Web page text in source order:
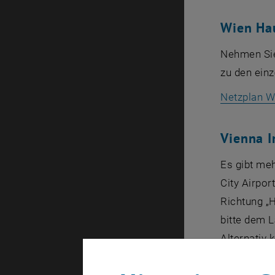
Wien
Nehmen
zu den
Netzplan
Vienna
Es gibt
City
Richtung
bitte dem
Alternativ
von dort